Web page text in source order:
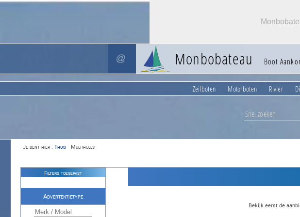
Monbobateau Boot
Zeilboten Motorboten Rivier
Je bent hier : Thuis - Multihulls
Filters toegepast
Advertentietype
Verkoop
Bekijk eerst de